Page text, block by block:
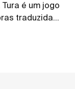
é um jogo
traduzida
e
a
ao uso de